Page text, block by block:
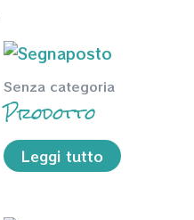
Senza categoria
Prodotto
Leggi tutto